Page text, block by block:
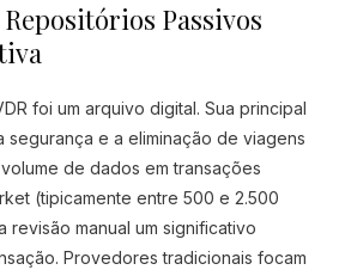
Passivos
foi um arquivo digital. Sua principal
e a eliminação de viagens
de dados em transações
(tipicamente entre 500 e 2.500
revisão manual um significativo
Provedores tradicionais focam